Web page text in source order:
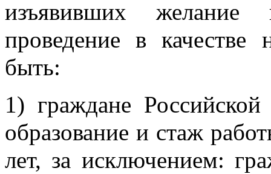
изъявивших желание
проведение в качестве
быть:
1) граждане
образование и стаж
лет, за исключением: